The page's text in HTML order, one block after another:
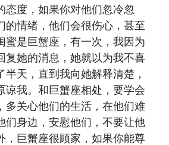
态度，如果你对他们忽冷忽
的情绪，他们会很伤心，甚至
蜜是巨蟹座，有一次，我因为
复她的消息，她就以为我不喜
半天，直到我向她解释清楚，
谅我。和巨蟹座相处，要学会
多关心他们的生活，在他们难
们身边，安慰他们，不要让他
，巨蟹座很顾家，如果你能尊